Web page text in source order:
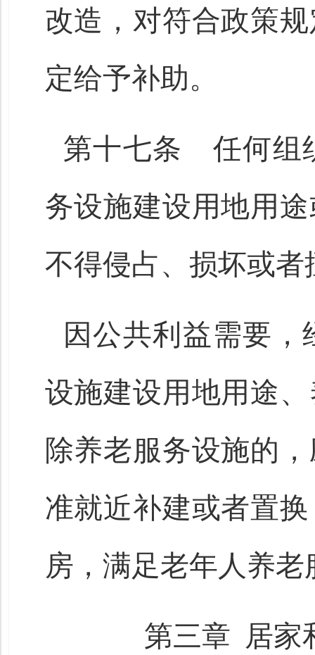
改造，对符合政策
定给予补助。
第十七条 任何组
务设施建设用地用
不得侵占、损坏或
因公共利益需要
设施建设用地用途
除养老服务设施的
准就近补建或者置
房，满足老年人养老
第三章 居家